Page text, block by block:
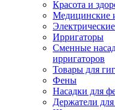
Красота и
Медицинские
Ирригаторы
Сменные
ирригаторов
Товары для
Фены
Насадки для
Держатели